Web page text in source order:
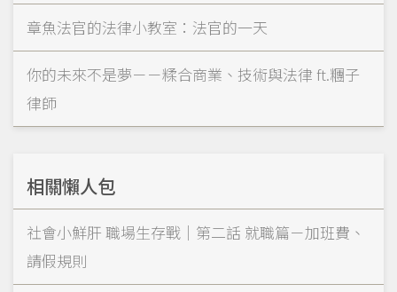
章魚法官的法律小教室：法官的一天
你的未來不是夢－－糅合商業、技術與法律 ft.糰子
律師
相關懶人包
社會小鮮肝 職場生存戰｜第二話 就職篇－加班費、
請假規則